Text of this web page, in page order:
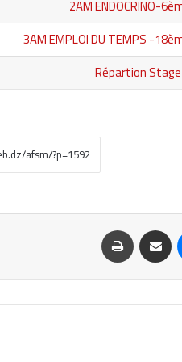
2AM ENDOCRINO-
3AM EMPLOI DU TEMPS -
Répartion
ماسنجر مشاركة عبر البريد